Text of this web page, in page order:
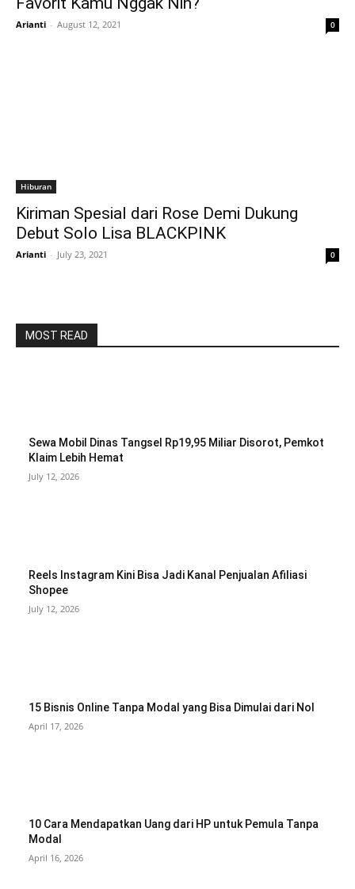
Arianti - August 12, 2021 0
Hiburan
Kiriman Spesial dari Rose Demi Dukung
Debut Solo Lisa BLACKPINK
Arianti - July 23, 2021 0
MOST READ
Sewa Mobil Dinas Tangsel Rp19,95 Miliar Disorot, Pemkot
Klaim Lebih Hemat
July 12, 2026
Reels Instagram Kini Bisa Jadi Kanal Penjualan Afiliasi
Shopee
July 12, 2026
15 Bisnis Online Tanpa Modal yang Bisa Dimulai dari Nol
April 17, 2026
10 Cara Mendapatkan Uang dari HP untuk Pemula Tanpa
Modal
April 16, 2026